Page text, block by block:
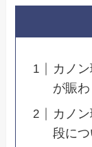
カノ
が賑
カノ
段につ